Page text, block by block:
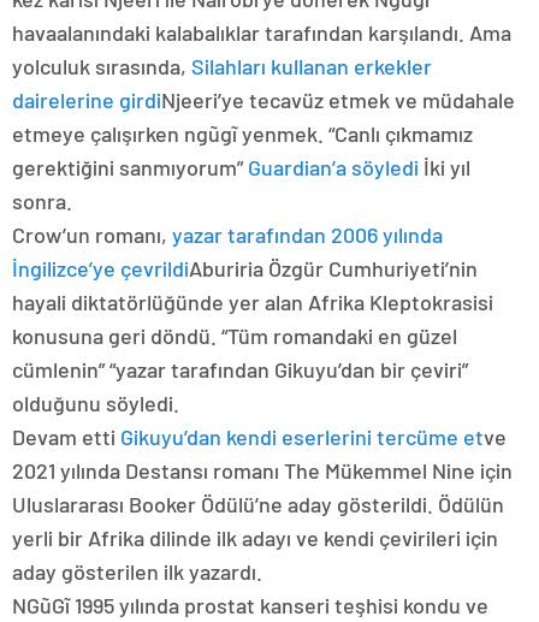
havaalanındaki kalabalıklar tarafından karşılandı. Ama
yolculuk sırasında, Silahları kullanan erkekler
dairelerine girdiNjeeri’ye tecavüz etmek ve müdahale
etmeye çalışırken ngũgĩ yenmek. “Canlı çıkmamız
gerektiğini sanmıyorum”Guardian’a söyledi İki yıl
sonra.
Crow’un romanı, yazar tarafından 2006 yılında
İngilizce’ye çevrildiAburiria Özgür Cumhuriyeti’nin
hayali diktatörlüğünde yer alan Afrika Kleptokrasisi
konusuna geri döndü. “Tüm romandaki en güzel
cümlenin” “yazar tarafından Gikuyu’dan bir çeviri”
olduğunu söyledi.
Devam etti Gikuyu’dan kendi eserlerini tercüme etve
2021 yılında Destansı romanı The Mükemmel Nine için
Uluslararası Booker Ödülü’ne aday gösterildi. Ödülün
yerli bir Afrika dilinde ilk adayı ve kendi çevirileri için
aday gösterilen ilk yazardı.
NGũGĩ 1995 yılında prostat kanseri teşhisi kondu ve